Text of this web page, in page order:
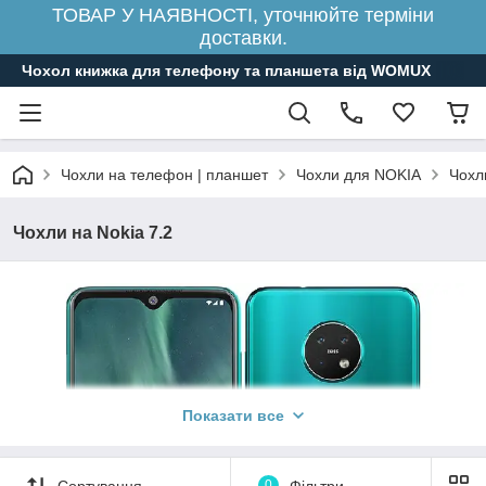
ТОВАР У НАЯВНОСТІ, уточнюйте терміни
доставки.
Чохол книжка для телефону та планшета від WOMUX
Чохли на телефон | планшет Чохли для NOKIA
Чохли на Nokia 7.2
Показати все